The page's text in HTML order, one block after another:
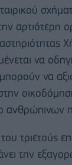
την
να
να
ανθρώπινων
τριετούς
την